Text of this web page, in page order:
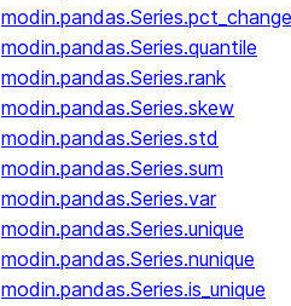
modin.pandas.Series.pct_change
modin.pandas.Series.quantile
modin.pandas.Series.rank
modin.pandas.Series.skew
modin.pandas.Series.std
modin.pandas.Series.sum
modin.pandas.Series.var
modin.pandas.Series.unique
modin.pandas.Series.nunique
modin.pandas.Series.is_unique